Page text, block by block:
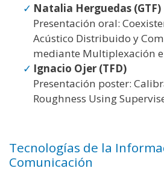
Natalia Herguedas (GTF)
Presentación oral:
Acústico Distribuido y
mediante Multiplexación
Ignacio Ojer (TFD)
Presentación poster:
Roughness Using
Tecnologías de la
Comunicación